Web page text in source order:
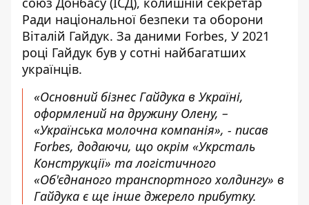
Ради національної безпеки та оборони
Віталій Гайдук. За даними Forbes, У 2021
році Гайдук був у сотні найбагатших
українців.
«Основний бізнес Гайдука в Україні,
оформлений на дружину Олену, –
«Українська молочна компанія», - писав
Forbes, додаючи, що окрім «Укрсталь
Конструкції» та логістичного
«Об'єднаного транспортного холдингу» в
Гайдука є ще інше джерело прибутку.